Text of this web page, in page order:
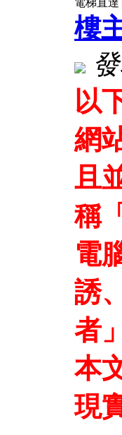
樓
以
網
且
稱
電
誘
者
本
現